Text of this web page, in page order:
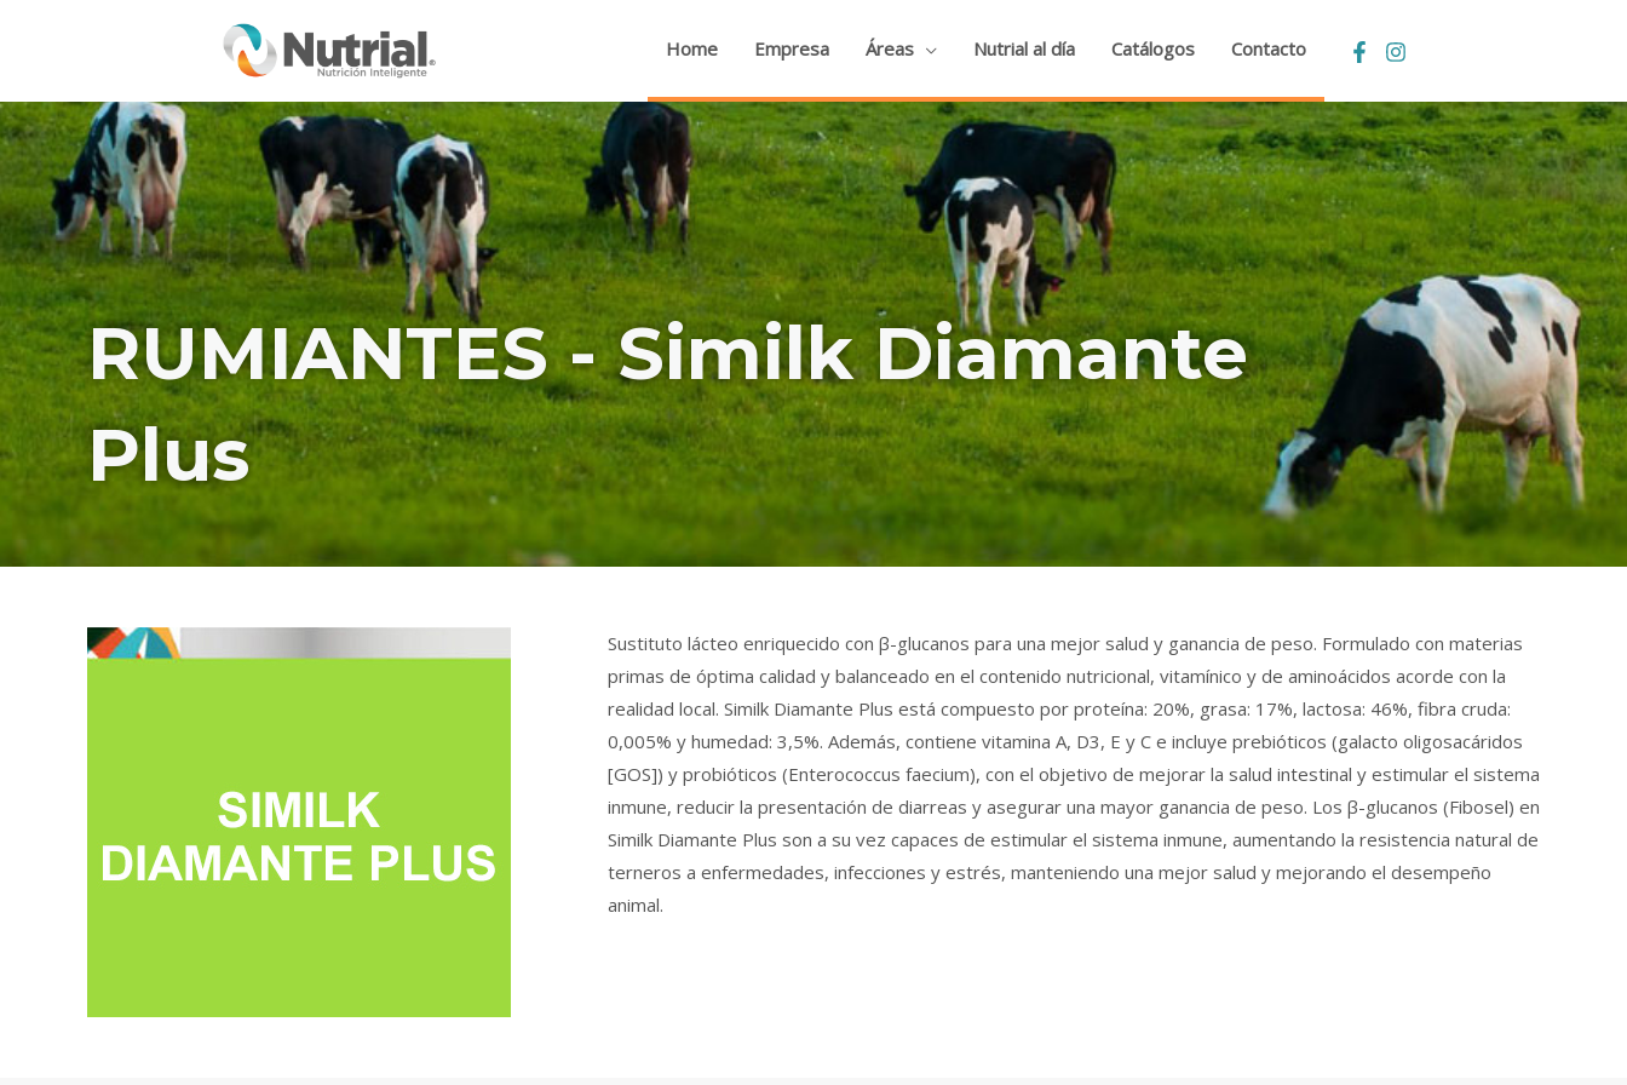
Home Empresa Áreas Nutrial al día Catálogos Contacto
RUMIANTES - Similk Diamante
Plus
Sustituto lácteo enriquecido con β-glucanos para una mejor salud y ganancia de peso. Formulado con materias
primas de óptima calidad y balanceado en el contenido nutricional, vitamínico y de aminoácidos acorde con la
realidad local. Similk Diamante Plus está compuesto por proteína: 20%, grasa: 17%, lactosa: 46%, fibra cruda:
0,005% y humedad: 3,5%. Además, contiene vitamina A, D3, E y C e incluye prebióticos (galacto oligosacáridos
[GOS]) y probióticos (Enterococcus faecium), con el objetivo de mejorar la salud intestinal y estimular el sistema
inmune, reducir la presentación de diarreas y asegurar una mayor ganancia de peso. Los β-glucanos (Fibosel) en
Similk Diamante Plus son a su vez capaces de estimular el sistema inmune, aumentando la resistencia natural de
terneros a enfermedades, infecciones y estrés, manteniendo una mejor salud y mejorando el desempeño
animal.